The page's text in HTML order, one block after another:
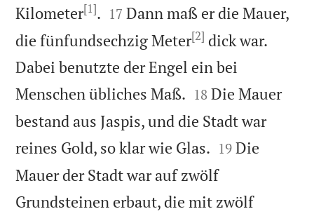
Kilometer[1]. 

17 Dann maß er die Mauer,
die fünfundsechzig Meter[2] dick war.
Dabei benutzte der Engel ein bei
Menschen übliches Maß. 

18 Die Mauer
bestand aus Jaspis, und die Stadt war
reines Gold, so klar wie Glas. 

19 Die
Mauer der Stadt war auf zwölf
Grundsteinen erbaut, die mit zwölf